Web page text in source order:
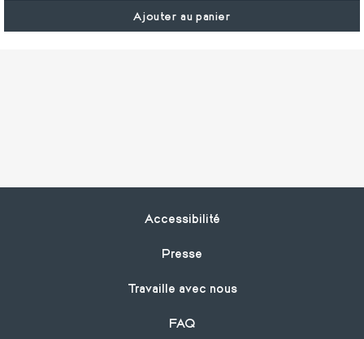
Footer
Accessibilité
Presse
Travaille avec nous
FAQ